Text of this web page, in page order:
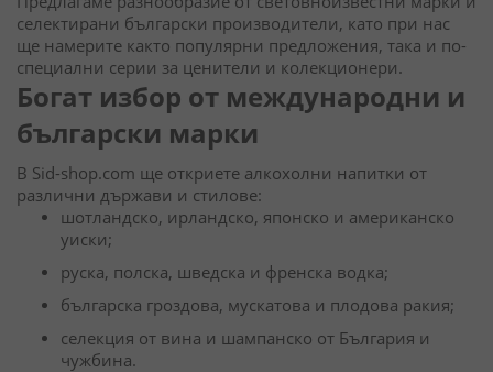
селектирани български производители, като при нас
ще намерите както популярни предложения, така и по-
специални серии за ценители и колекционери.
Богат избор от международни и
български марки
В Sid-shop.com ще откриете алкохолни напитки от
различни държави и стилове:
шотландско, ирландско, японско и американско
уиски;
руска, полска, шведска и френска водка;
българска гроздова, мускатова и плодова ракия;
селекция от вина и шампанско от България и
чужбина.